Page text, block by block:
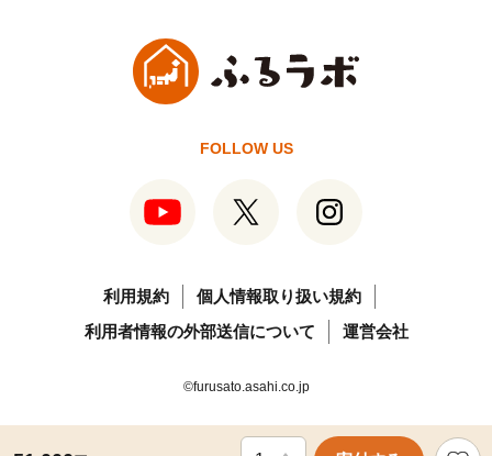
FOLLOW US
利用規約
個人情報取り扱い規約
利用者情報の外部送信について
運営会社
©furusato.asahi.co.jp